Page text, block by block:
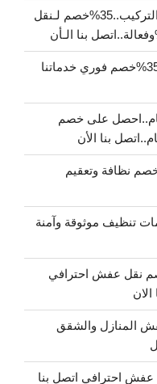
شركة نقل عفش بالرياض مع الفك والتركيب..35%خصم لـنقل
شركة مكافحة حشرات بالمزاحمية بـ35%خصم فوري خدماتنا
على خصم
مكاتب بالرياض بـ33%خصم نظافة وتعقيم
خدمات تنظيف موثوقة وآمنة
حي النسيم بـ 20%خصم نقل عفش احترافي
المنازل والشقق
نقل عفش احترافي اتصل بنا